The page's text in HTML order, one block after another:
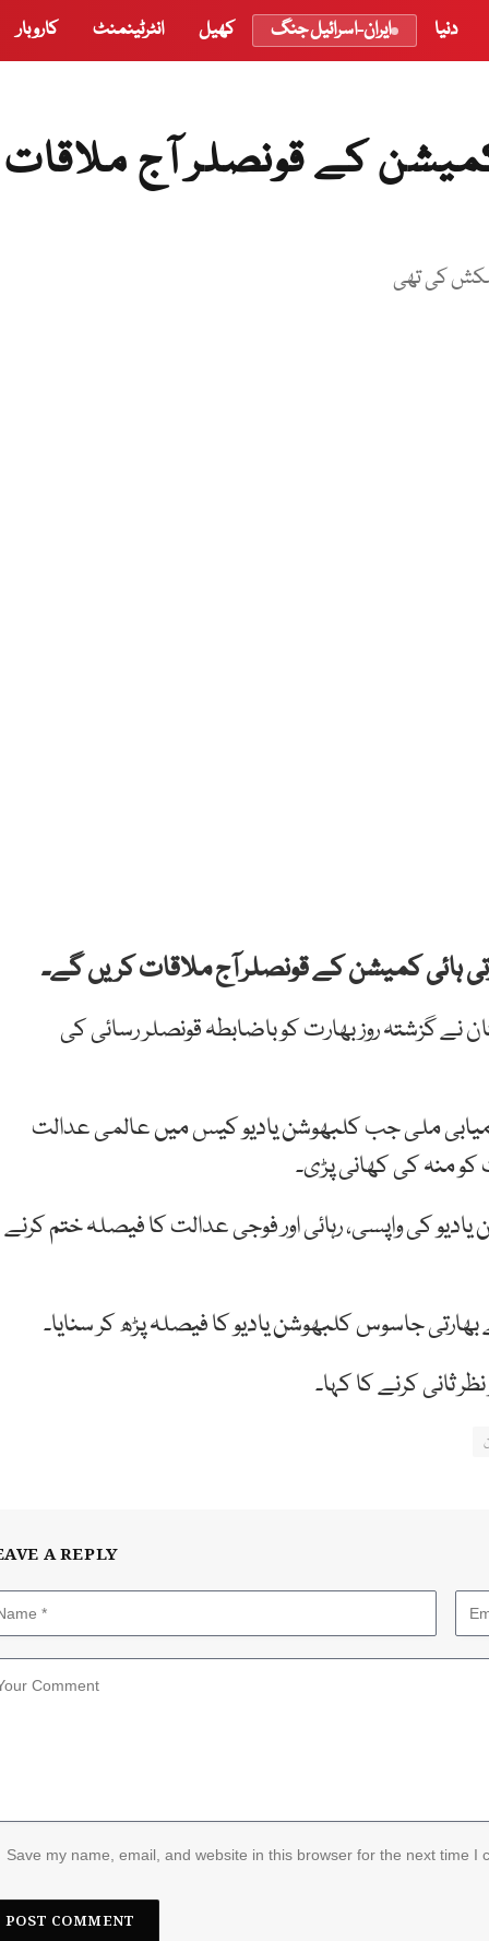
دنیا ایران-اسرائیل جنگ کھیل انٹرٹینمنٹ کاروبار
کے قونصلر آج ملاقات
کی تھی
ہائی کمیشن کے قونصلر آج ملاقات کریں گے۔
نے گزشتہ روز بھارت کو باضابطہ قونصلر رسائی کی
ملی جب کلبھوشن یادیو کیس میں عالمی عدالت
منہ کی کھانی پڑی۔
کی واپسی، رہائی اور فوجی عدالت کا فیصلہ ختم کرنے
جاسوس کلبھوشن یادیو کا فیصلہ پڑھ کر سنایا۔
ثانی کرنے کا کہا۔
A REPLY
Save my name, email, and website in this browser for the next time I